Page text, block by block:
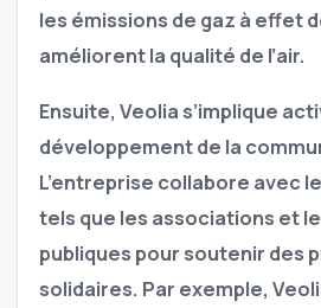
les émissions de gaz à effet
améliorent la qualité de l’air.
Ensuite, Veolia s’implique
développement de la
L’entreprise collabore avec
tels que les associations et
publiques pour soutenir des
solidaires. Par exemple,